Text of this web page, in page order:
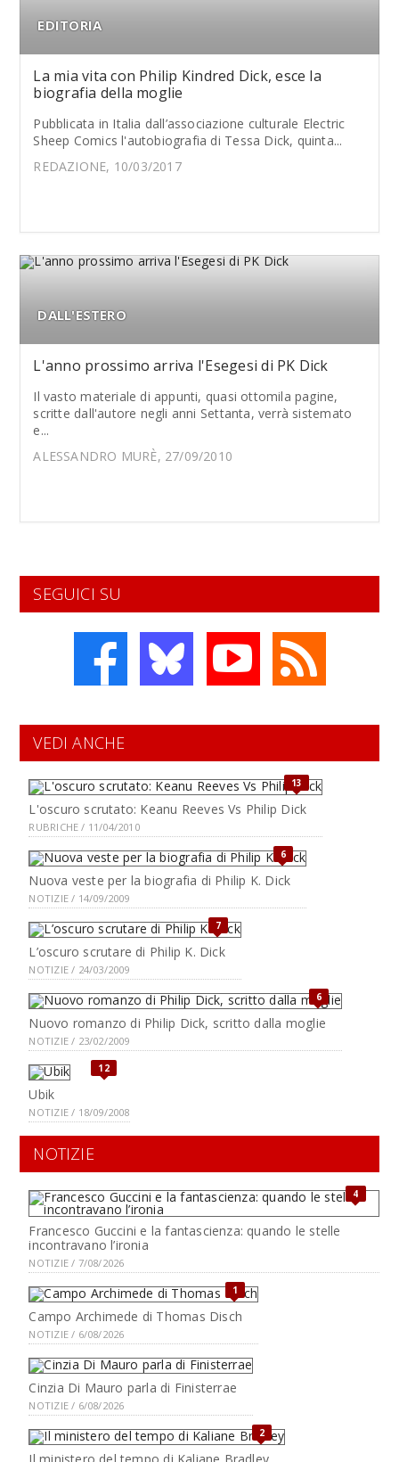
EDITORIA
La mia vita con Philip Kindred Dick, esce la
biografia della moglie
Pubblicata in Italia dall’associazione culturale Electric
Sheep Comics l'autobiografia di Tessa Dick, quinta...
REDAZIONE, 10/03/2017
DALL'ESTERO
L'anno prossimo arriva l'Esegesi di PK Dick
Il vasto materiale di appunti, quasi ottomila pagine,
scritte dall'autore negli anni Settanta, verrà sistemato
e...
ALESSANDRO MURÈ, 27/09/2010
SEGUICI SU
VEDI ANCHE
13
L'oscuro scrutato: Keanu Reeves Vs Philip Dick
RUBRICHE / 11/04/2010
6
Nuova veste per la biografia di Philip K. Dick
NOTIZIE / 14/09/2009
7
L’oscuro scrutare di Philip K. Dick
NOTIZIE / 24/03/2009
6
Nuovo romanzo di Philip Dick, scritto dalla moglie
NOTIZIE / 23/02/2009
12
Ubik
NOTIZIE / 18/09/2008
NOTIZIE
4
Francesco Guccini e la fantascienza: quando le stelle
incontravano l’ironia
NOTIZIE / 7/08/2026
1
Campo Archimede di Thomas Disch
NOTIZIE / 6/08/2026
Cinzia Di Mauro parla di Finisterrae
NOTIZIE / 6/08/2026
2